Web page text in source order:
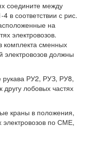
соедините между
в соответствии с рис.
на
электровозов.
комплекта сменных
электровозов должны
РУ2, РУЗ, РУ8,
лобовых частях
краны в положения,
электровозов по СМЕ,